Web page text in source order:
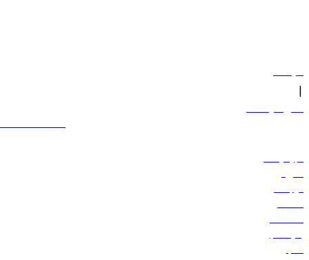
سياساتنا
|
الشروط والأحكام
600 544 445
حجز الرحلات
العروض
الوجهات
الأمتعة
المساعدة
إدارة الحجز
الأخبار